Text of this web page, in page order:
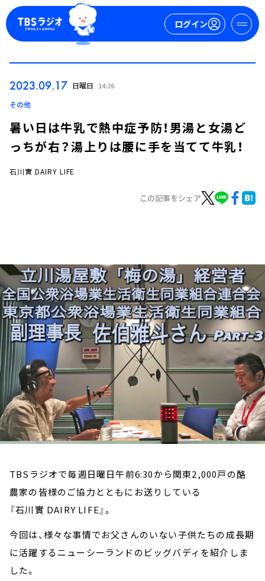
ログイン
お知らせ
イベント・グッズ
YouTube
会社情報
2023.09.17 日曜日 14:26
その他
暑い日は牛乳で熱中症予防！男湯と女湯ど
っちが右？湯上りは腰に手を当てて牛乳！
石川實 DAIRY LIFE
この記事をシェア
TBSラジオで毎週日曜日午前6:30から関東2,000戸の酪
農家の皆様のご協力とともにお送りしている
『石川實 DAIRY LIFE』。
今回は、様々な事情でお父さんのいない子供たちの成長期
に活躍するニューシーランドのビッグバディを紹介しま
した。